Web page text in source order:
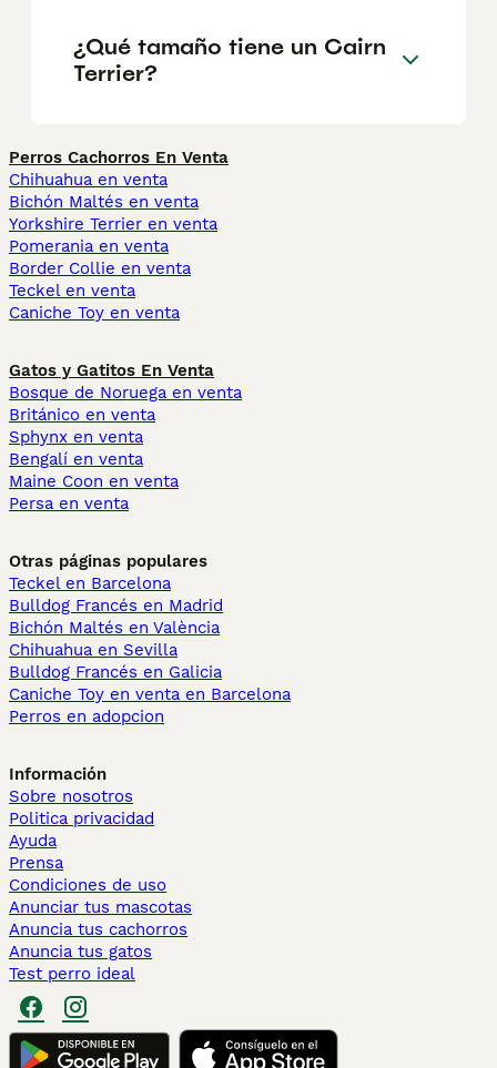
¿Qué tamaño tiene un Cairn
Terrier?
Perros Cachorros En Venta
Chihuahua en venta
Bichón Maltés en venta
Yorkshire Terrier en venta
Pomerania en venta
Border Collie en venta
Teckel en venta
Caniche Toy en venta
Gatos y Gatitos En Venta
Bosque de Noruega en venta
Británico en venta
Sphynx en venta
Bengalí en venta
Maine Coon en venta
Persa en venta
Otras páginas populares
Teckel en Barcelona
Bulldog Francés en Madrid
Bichón Maltés en València
Chihuahua en Sevilla
Bulldog Francés en Galicia
Caniche Toy en venta en Barcelona
Perros en adopcion
Información
Sobre nosotros
Politica privacidad
Ayuda
Prensa
Condiciones de uso
Anunciar tus mascotas
Anuncia tus cachorros
Anuncia tus gatos
Test perro ideal